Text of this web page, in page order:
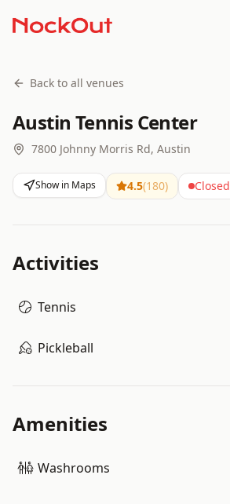
Back to all venues
Austin Tennis Center
7800 Johnny Morris Rd, Austin
Show in Maps 4.5(180) Closed
Activities
Tennis
Pickleball
Amenities
Washrooms